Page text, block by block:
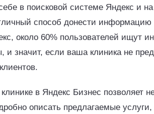
в поисковой системе Яндекс и
способ донести информацию
около 60% пользователей ищут
и значит, если ваша клиника не
в Яндекс Бизнес позволяет
описать предлагаемые